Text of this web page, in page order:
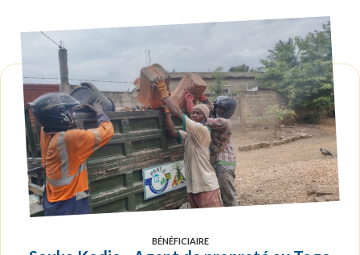
BÉNÉFICIAIRE